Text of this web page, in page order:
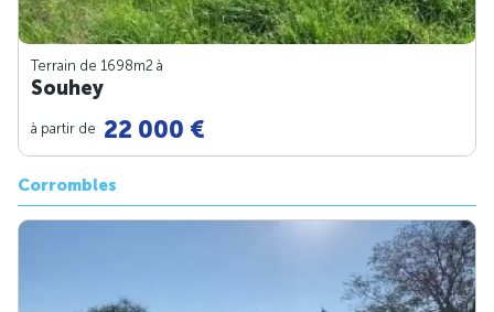
Terrain de 1698m2 à
Souhey
à partir de 22 000 €
Corrombles